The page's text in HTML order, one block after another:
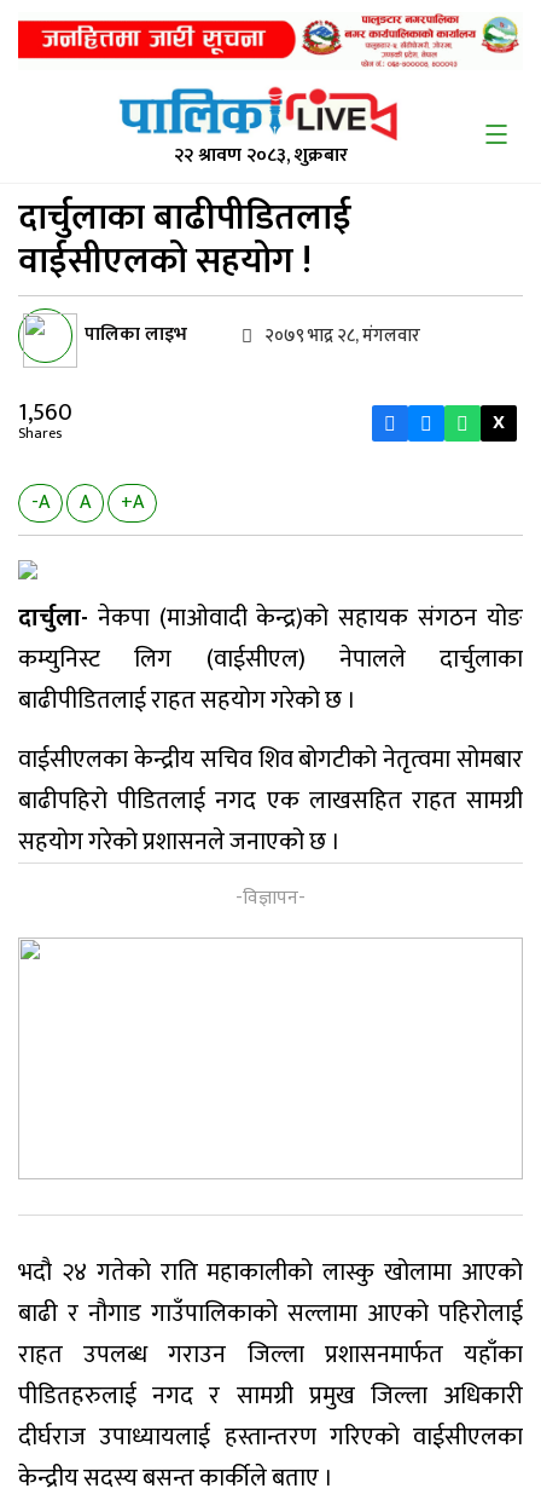
२२ श्रावण २०८३, शुक्रबार
दार्चुलाका बाढीपीडितलाई
वाईसीएलकोसहयोग !
पालिका लाइभ २०७९ भाद्र २८, मंगलवार
1,560
Shares X
-A A +A
दार्चुला- नेकपा (माओवादी केन्द्र)को सहायक संगठन योङ
कम्युनिस्ट लिग (वाईसीएल) नेपालले दार्चुलाका
बाढीपीडितलाई राहत सहयोग गरेको छ ।
वाईसीएलका केन्द्रीय सचिव शिव बोगटीको नेतृत्वमा सोमबार
बाढीपहिरो पीडितलाई नगद एक लाखसहित राहत सामग्री
सहयोग गरेको प्रशासनले जनाएको छ ।
भदौ २४ गतेको राति महाकालीको लास्कु खोलामा आएको
बाढी र नौगाड गाउँपालिकाको सल्लामा आएको पहिरोलाई
राहत उपलब्ध गराउन जिल्ला प्रशासनमार्फत यहाँका
पीडितहरुलाई नगद र सामग्री प्रमुख जिल्ला अधिकारी
दीर्घराज उपाध्यायलाई हस्तान्तरण गरिएको वाईसीएलका
केन्द्रीय सदस्य बसन्त कार्कीले बताए ।